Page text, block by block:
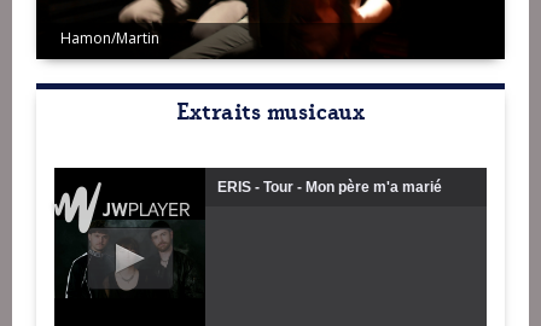
Hamon/Martin
Modkozmik
Extraits musicaux
ERIS - Tour - Mon père m'a marié